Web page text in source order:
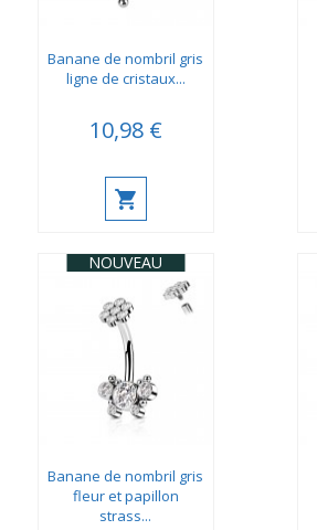
Banane de nombril gris
ligne de cristaux...
10,98 €
NOUVEAU
Banane de nombril gris
fleur et papillon
strass...